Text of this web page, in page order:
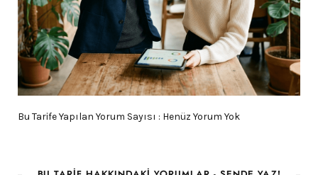
Bu Tarife Yapılan Yorum Sayısı : Henüz Yorum Yok